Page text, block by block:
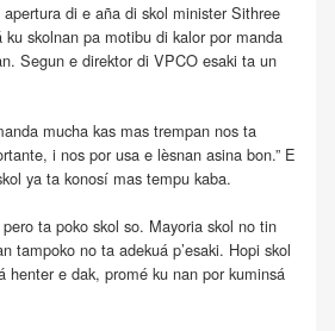
di e aña di skol minister Sithree
ku skolnan pa motibu di kalor por manda
Segun e direktor di VPCO esaki ta un
mucha kas mas trempan nos ta
i nos por usa e lèsnan asina bon.” E
ya ta konosí mas tempu kaba.
ta poko skol so. Mayoria skol no tin
tampoko no ta adekuá p’esaki. Hopi skol
henter e dak, promé ku nan por kuminsá